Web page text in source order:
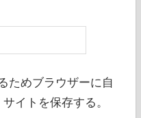
ためブラウザーに自
イトを保存する。